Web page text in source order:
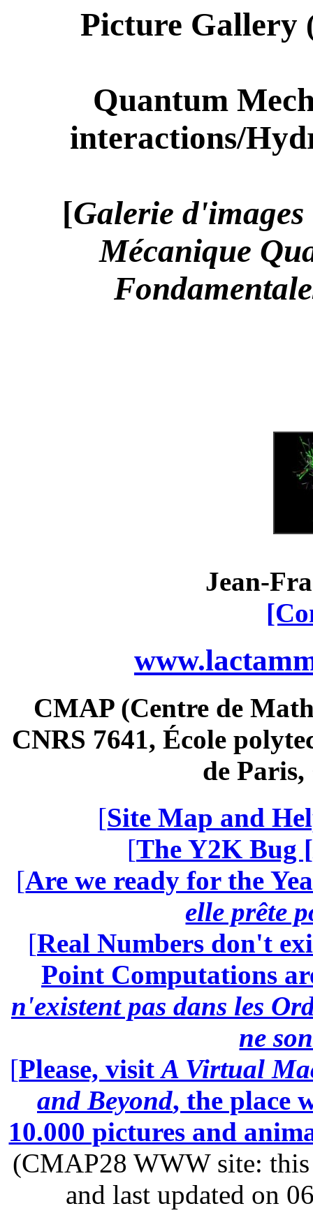
Picture Gallery
Quantum
interactions/
[Galerie d'images
Mécanique
Jean-
CMAP (Centre de
CNRS 7641, École
de
[Site Map and
[The Y2K Bug [
[Are we ready for the
elle prête
[Real Numbers don't
Point Computations
n'existent pas dans les
ne
[Please, visit A Virtual
and Beyond, the place
10.000 pictures and
(CMAP28 WWW site: this
and last updated on